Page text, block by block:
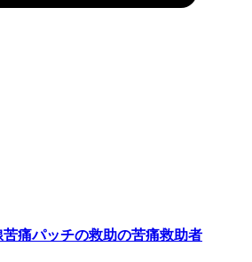
痛パッチの救助の苦痛救助者